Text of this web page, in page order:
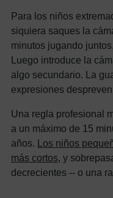
Para los niños
siquiera saques la
minutos jugando
Luego introduce la
algo secundario. La
expresiones
Una regla profesional
a un máximo de 15
años. Los niños
más cortos, y
decrecientes -- o una